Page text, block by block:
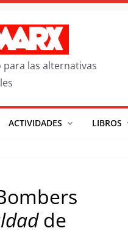
las alternativas
ACTIVIDADES LIBROS
de